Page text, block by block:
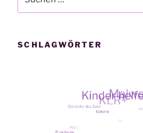
nach:
SCHLAGWÖRTER